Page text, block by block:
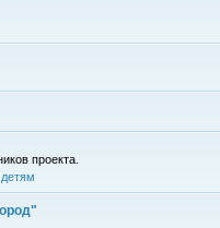
проекта.